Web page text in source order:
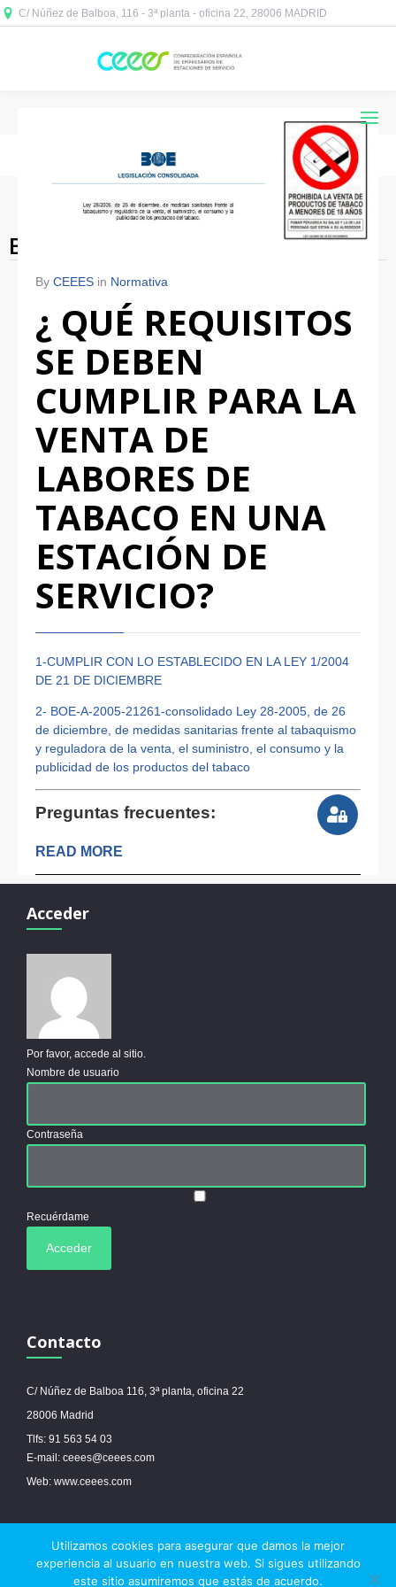
C/ Núñez de Balboa, 116 - 3ª planta - oficina 22, 28006 MADRID
Blog Archives
By CEEES in Normativa
¿ QUÉ REQUISITOS
SE DEBEN
CUMPLIR PARA LA
VENTA DE
LABORES DE
TABACO EN UNA
ESTACIÓN DE
SERVICIO?
1-CUMPLIR CON LO ESTABLECIDO EN LA LEY 1/2004
DE 21 DE DICIEMBRE
2- BOE-A-2005-21261-consolidado Ley 28-2005, de 26
de diciembre, de medidas sanitarias frente al tabaquismo
y reguladora de la venta, el suministro, el consumo y la
publicidad de los productos del tabaco
Preguntas frecuentes:
READ MORE
Acceder
Por favor, accede al sitio.
Nombre de usuario
Contraseña
Recuérdame
Contacto
C/ Núñez de Balboa 116, 3ª planta, oficina 22
28006 Madrid
Tlfs: 91 563 54 03
E-mail: ceees@ceees.com
Web: www.ceees.com
© 2017 Ceees - Sitio web desarrollado por espa.es-Aviso legal -Política de
Utilizamos cookies para asegurar que damos la mejor
experiencia al usuario en nuestra web. Si sigues utilizando
este sitio asumiremos que estás de acuerdo.